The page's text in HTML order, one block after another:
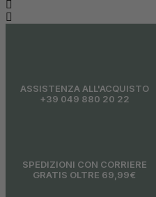
ASSISTENZA ALL'ACQUISTO
+39 049 880 20 22
SPEDIZIONI CON CORRIERE
GRATIS OLTRE 69,99€